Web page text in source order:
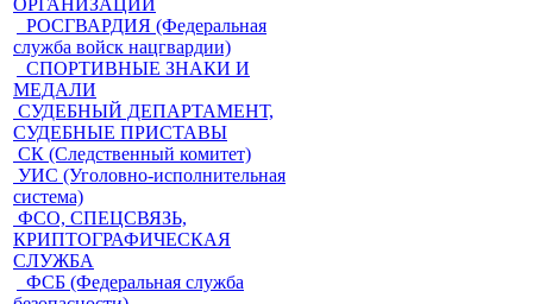
ОРГАНИЗАЦИИ
РОСГВАРДИЯ (Федеральная
служба войск нацгвардии)
СПОРТИВНЫЕ ЗНАКИ И
МЕДАЛИ
СУДЕБНЫЙ ДЕПАРТАМЕНТ,
СУДЕБНЫЕ ПРИСТАВЫ
СК (Следственный комитет)
УИС (Уголовно-исполнительная
система)
ФСО, СПЕЦСВЯЗЬ,
КРИПТОГРАФИЧЕСКАЯ
СЛУЖБА
ФСБ (Федеральная служба